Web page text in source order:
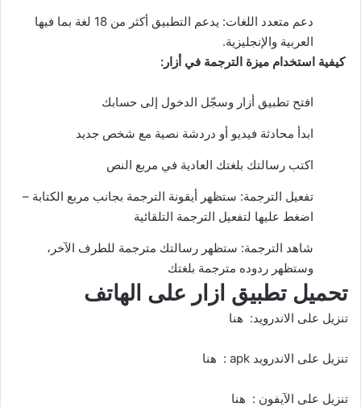
دعم متعدد اللغات: يدعم التطبيق أكثر من 18 لغة بما فيها
العربية والإنجليزية.
كيفية استخدام ميزة الترجمة في أزار:
افتح تطبيق أزار وسجّل الدخول إلى حسابك
ابدأ محادثة فيديو أو دردشة نصية مع شخص جديد
اكتب رسالتك بلغتك العادية في مربع النص
تفعيل الترجمة: ستظهر أيقونة الترجمة بجانب مربع الكتابة –
اضغط عليها لتفعيل الترجمة التلقائية
شاهد الترجمة: ستظهر رسالتك مترجمة للطرف الآخر،
وستظهر ردوده مترجمة بلغتك
تحميل تطبيق ازار على الهاتف
تنزيل على الاندرويد: هنا
تنزيل على الاندرويد apk : هنا
تنزيل على الآيفون : هنا